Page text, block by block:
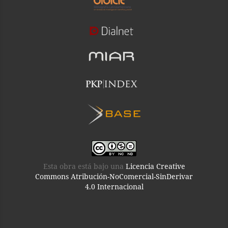
Esta obra está bajo una Licencia Creative
Commons Atribución-NoComercial-SinDerivar
4.0 Internacional